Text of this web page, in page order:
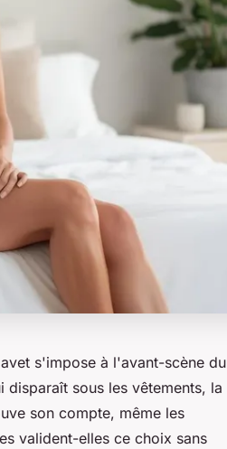
s'impose à l'avant-scène du
sous les vêtements, la
son compte, même les
valident-elles ce choix sans